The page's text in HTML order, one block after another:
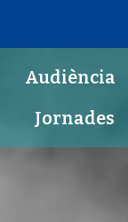
Audiència
Jornades